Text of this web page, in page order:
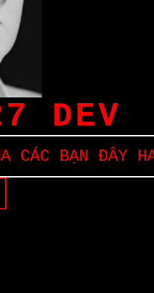
DEV
CÁC BẠN ĐÂY